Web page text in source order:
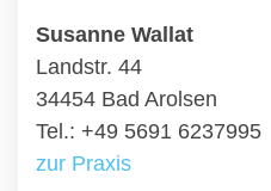
Susanne Wallat
Landstr. 44
34454 Bad Arolsen
Tel.: +49 5691 6237995
zur Praxis